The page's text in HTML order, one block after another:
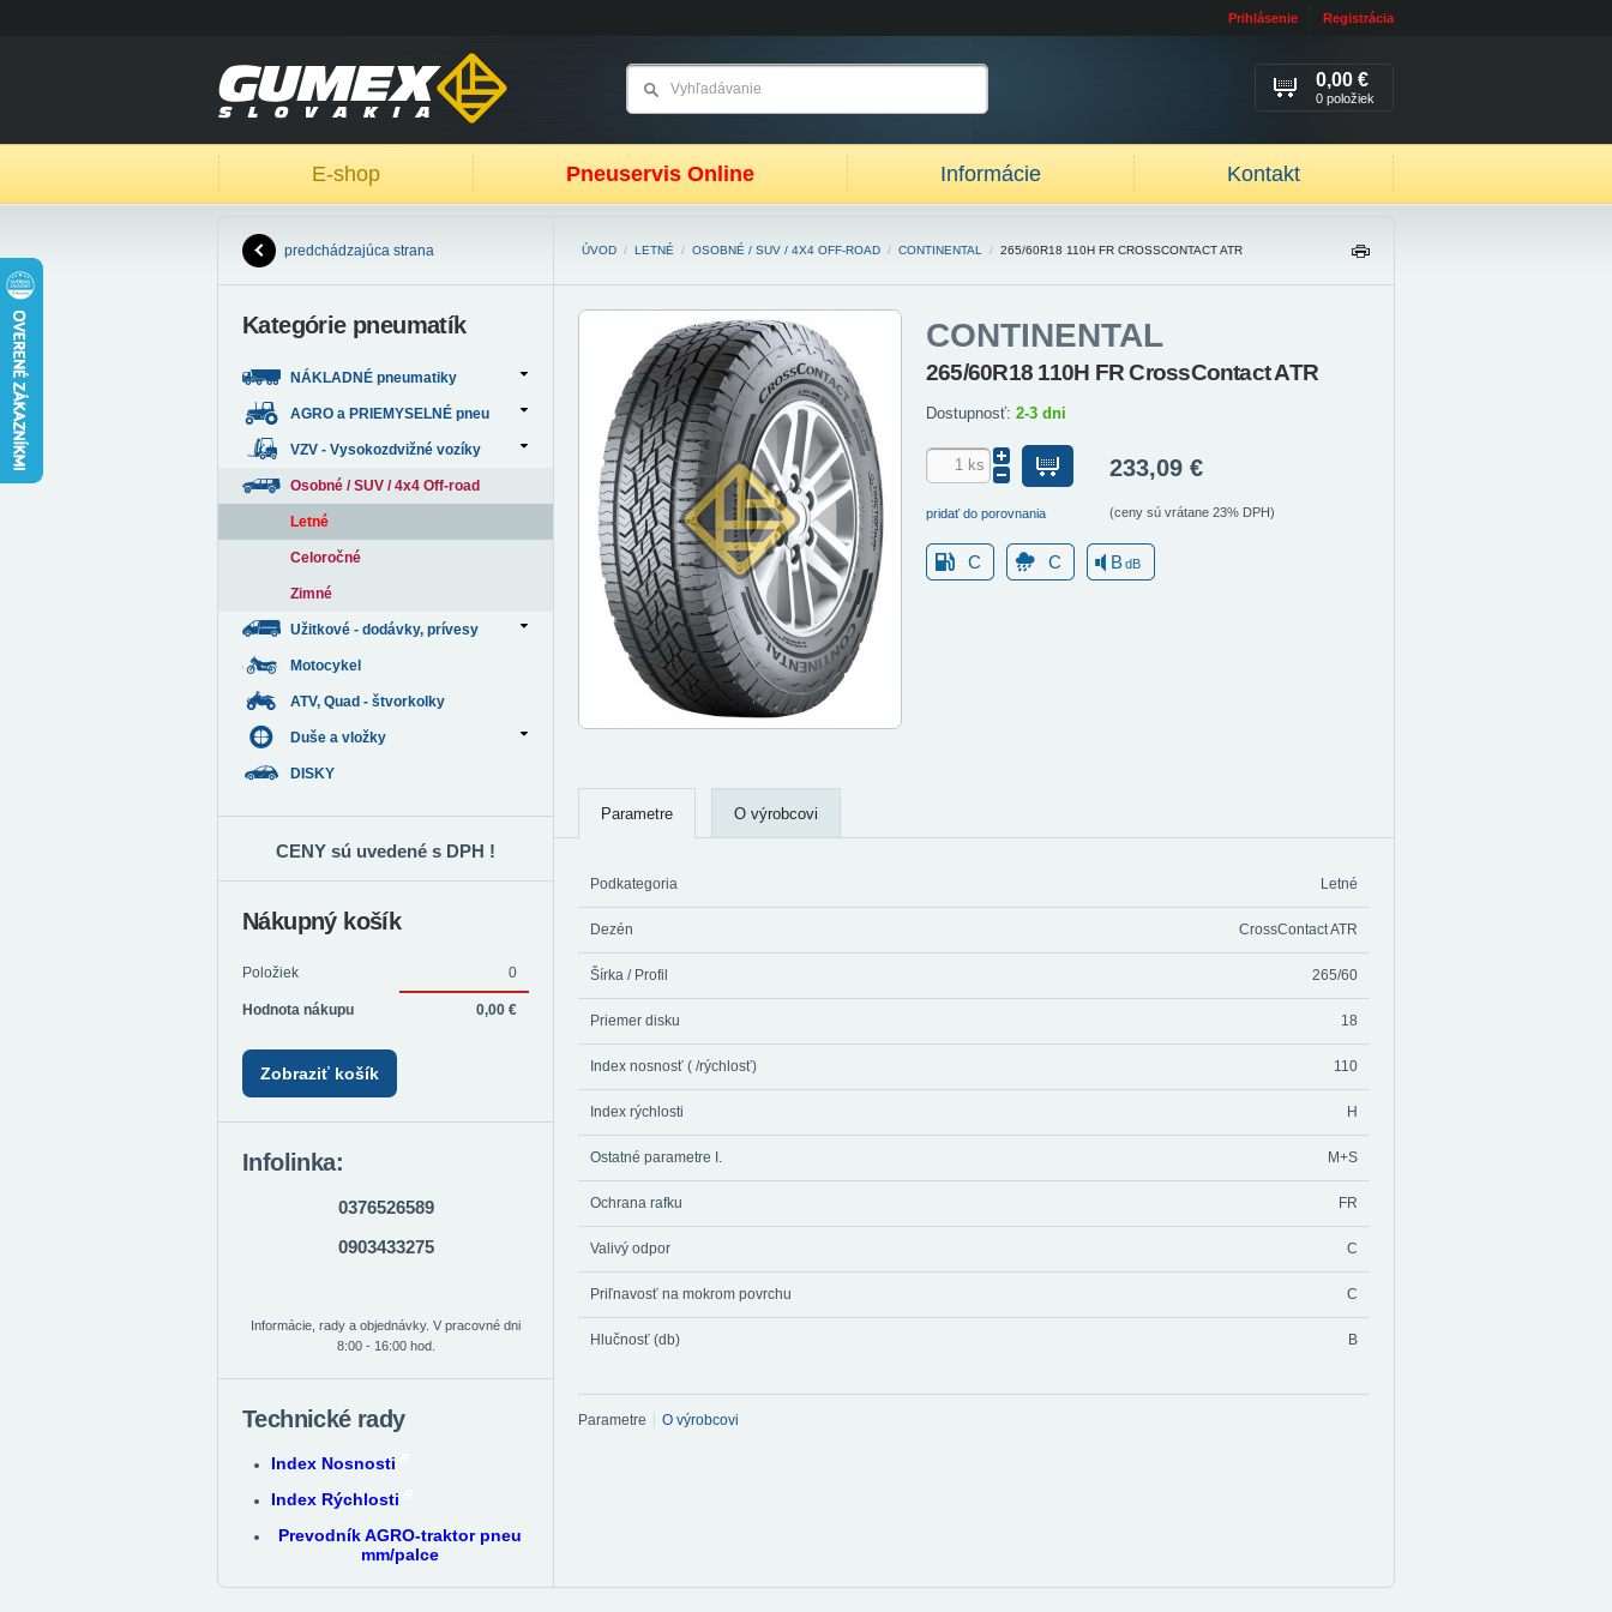
Prihlásenie Registrácia
E-shop Pneuservis Online Informácie Kontakt
0,00 €
0 položiek
ÚVOD / LETNÉ / OSOBNÉ / SUV / 4X4 OFF-ROAD / CONTINENTAL / 265/60R18 110H FR CROSSCONTACT ATR
IŤ
CONTINENTAL
265/60R18 110H FR CrossContact ATR
Dostupnosť: 2-3 dni
pridať do porovnania
233,09 €
(ceny sú vrátane 23% DPH)
C C BdB
Parametre O výrobcovi
Podkategoria Letné
Dezén CrossContact ATR
Šírka / Profil 265/60
Priemer disku 18
Index nosnosť ( /rýchlosť) 110
Index rýchlosti H
Ostatné parametre I. M+S
Ochrana rafku FR
Valivý odpor C
Priľnavosť na mokrom povrchu C
Hlučnosť (db) B
Parametre O výrobcovi
predchádzajúca strana
Kategórie pneumatík
NÁKLADNÉ pneumatiky
AGRO a PRIEMYSELNÉ pneu
VZV - Vysokozdvižné vozíky
Osobné / SUV / 4x4 Off-road
Letné
Celoročné
Zimné
Užitkové - dodávky, prívesy
Motocykel
ATV, Quad - štvorkolky
Duše a vložky
DISKY
CENY sú uvedené s DPH !
Nákupný košík
Položiek 0
Hodnota nákupu 0,00 €
Zobraziť košík
Infolinka:
0376526589
0903433275
Informácie, rady a objednávky. V pracovné dni
8:00 - 16:00 hod.
Technické rady
Index Nosnosti
Index Rýchlosti
Prevodník AGRO-traktor pneu
mm/palce